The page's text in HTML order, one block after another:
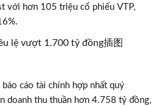
với hơn 105 triệu cổ phiếu VTP,
cáo tài chính hợp nhất quý
doanh thu thuần hơn 4.758 tỷ đồng,